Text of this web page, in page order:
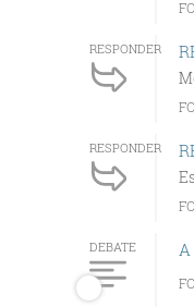
RESPONDER
RESPONDER
DEBATE A